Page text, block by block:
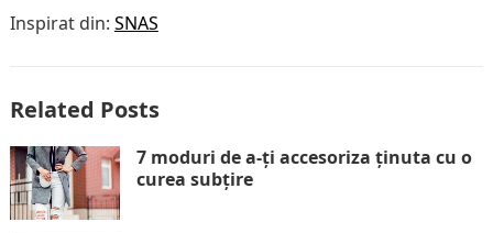
Inspirat din: SNAS
Related Posts
7 moduri de a-ți accesoriza ținuta cu o
curea subțire